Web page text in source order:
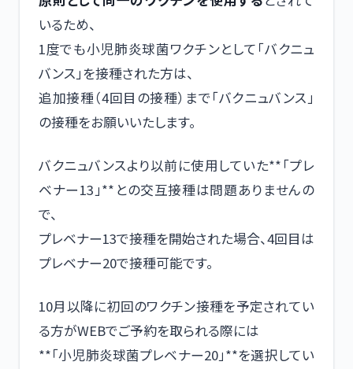
いるため、
1度でも小児肺炎球菌ワクチンとして「バクニュ
バンス」を接種された方は、
追加接種（4回目の接種）まで「バクニュバンス」
の接種をお願いいたします。
バクニュバンスより以前に使用していた**「プレ
ベナー13」**との交互接種は問題ありませんの
で、
プレベナー13で接種を開始された場合、4回目は
プレベナー20で接種可能です。
10月以降に初回のワクチン接種を予定されてい
る方がWEBでご予約を取られる際には
**「小児肺炎球菌プレベナー20」**を選択してい